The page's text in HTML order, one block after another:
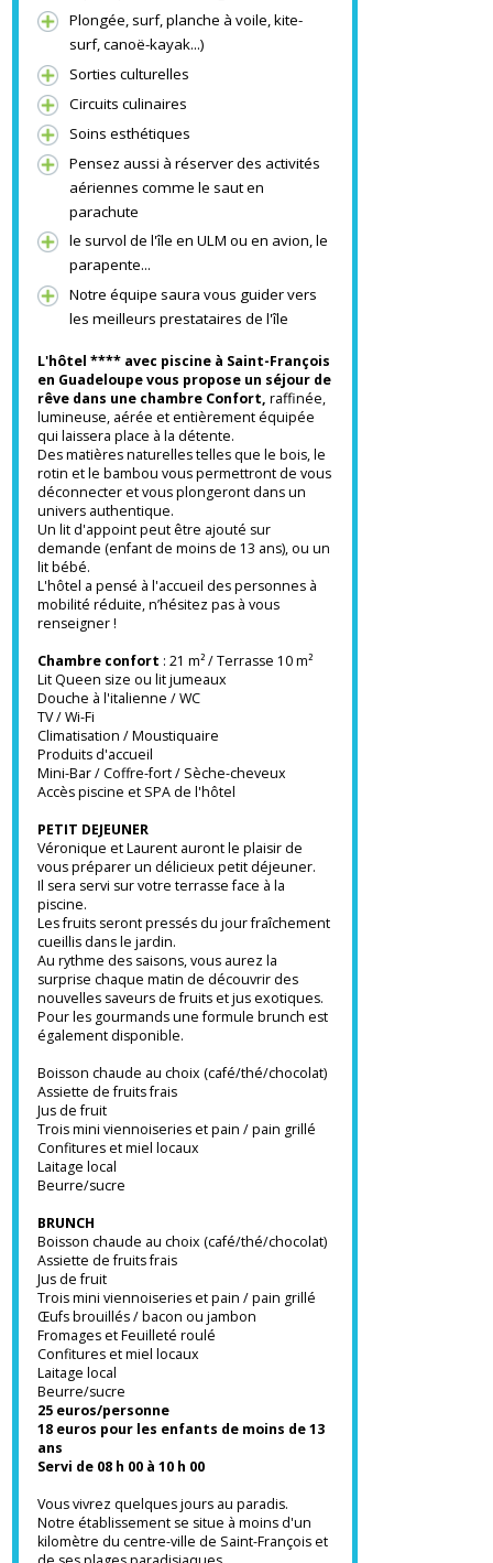
Activités mécaniques (4x4, buggy
Bateau, scooter, etc.) ; activités
aquatiques (snorkeling
Plongée, surf, planche à voile, kite-
surf, canoë-kayak...)
Sorties culturelles
Circuits culinaires
Soins esthétiques
Pensez aussi à réserver des activités
aériennes comme le saut en
parachute
parapente...
Notre équipe saura vous guider vers
les meilleurs prestataires de l'île
L'hôtel **** avec piscine à Saint-François
en Guadeloupe vous propose un séjour de
rêve dans une chambre Confort,raffinée,
lumineuse, aérée et entièrement équipée
qui laissera place à la détente.
Des matières naturelles telles que le bois, le
rotin et le bambou vous permettront de vous
déconnecter et vous plongeront dans un
univers authentique.
demande (enfant de moins de 13 ans), ou un
lit bébé.
L'hôtel a pensé à l'accueil des personnes à
mobilité réduite, n’hésitez pas à vous
renseigner !
Chambre confort: 21 m² / Terrasse 10 m²
Lit Queen size ou lit jumeaux
TV / Wi-Fi
Climatisation / Moustiquaire
Produits d'accueil
Mini-Bar / Coffre-fort / Sèche-cheveux
Accès piscine et SPA de l'hôtel
PETIT DEJEUNER
Véronique et Laurent auront le plaisir de
vous préparer un délicieux petit déjeuner.
Il sera servi sur votre terrasse face à la
piscine.
Les fruits seront pressés du jour fraîchement
cueillis dans le jardin.
Au rythme des saisons, vous aurez la
surprise chaque matin de découvrir des
nouvelles saveurs de fruits et jus exotiques.
Pour les gourmands une formule brunch est
également disponible.
Assiette de fruits frais
Jus de fruit
Trois mini viennoiseries et pain / pain grillé
Confitures et miel locaux
Laitage local
Beurre/sucre
BRUNCH
Boisson chaude au choix (café/thé/chocolat)
Assiette de fruits frais
Jus de fruit
Trois mini viennoiseries et pain / pain grillé
Œufs brouillés / bacon ou jambon
Confitures et miel locaux
Laitage local
Beurre/sucre
25 euros/personne